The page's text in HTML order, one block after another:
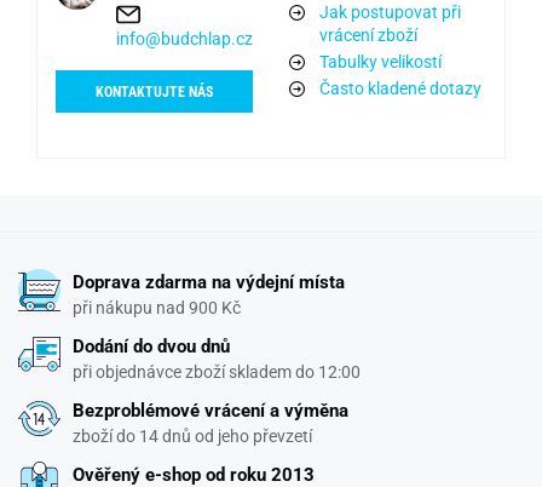
info@budchlap.cz
KONTAKTUJTE NÁS
Jak postupovat při
vrácení zboží
Tabulky velikostí
Často kladené dotazy
Doprava zdarma na výdejní místa
při nákupu nad 900 Kč
Dodání do dvou dnů
při objednávce zboží skladem do 12:00
Bezproblémové vrácení a výměna
zboží do 14 dnů od jeho převzetí
Ověřený e-shop od roku 2013